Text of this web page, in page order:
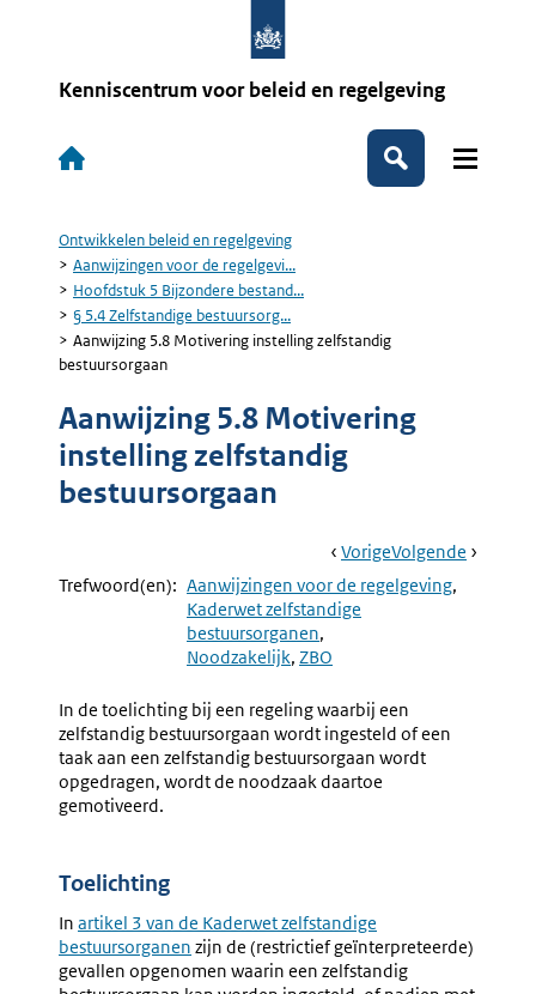
Kenniscentrum voor beleid en regelgeving
Hoofdnavigatie
Zoeken
Kruimelpad
Ontwikkelen beleid en regelgeving
Aanwijzingen voor de regelgevi...
Hoofdstuk 5 Bijzondere bestand...
§ 5.4 Zelfstandige bestuursorg...
Aanwijzing 5.8 Motivering instelling zelfstandig
bestuursorgaan
Aanwijzing 5.8 Motivering
instelling zelfstandig
bestuursorgaan
Book
Navigation
Ga
Naar
VorigePagina:
§
5.4
Ga
Naar
Volgende Pagina:
Trefwoord(en): Aanwijzingen voor de regelgeving
Kaderwet zelfstandige
bestuursorganen
Noodzakelijk ZBO
In de toelichting bij een regeling waarbij een
zelfstandig bestuursorgaan wordt ingesteld of een
taak aan een zelfstandig bestuursorgaan wordt
opgedragen, wordt de noodzaak daartoe
gemotiveerd.
Toelichting
In Externe
link:
artikel 3 van de Kaderwet zelfstandige
bestuursorganen zijn de (restrictief geïnterpreteerde)
gevallen opgenomen waarin een zelfstandig